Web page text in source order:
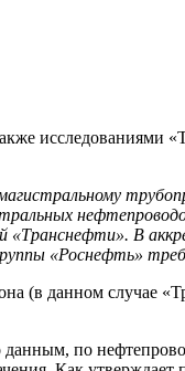
исследованиями
В
«Роснефть»
данном случае
по